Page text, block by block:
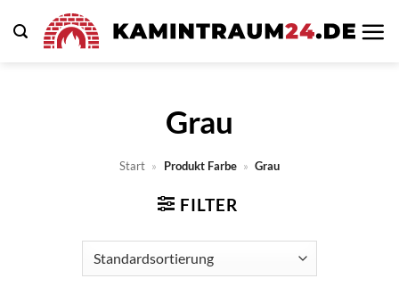
Inhalt
Grau
Start » Produkt Farbe » Grau
FILTER